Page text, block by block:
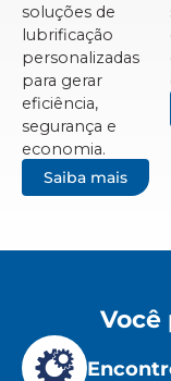
soluções de
lubrificação
personalizadas
para gerar
eficiência,
segurança e
economia.
Saiba mais
Você